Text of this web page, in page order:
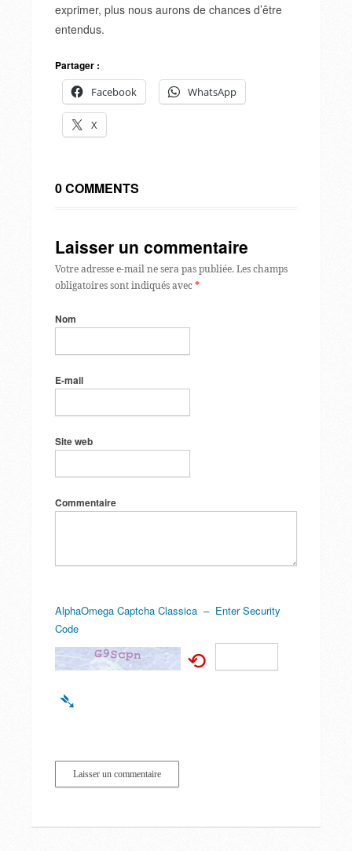
exprimer, plus nous aurons de chances d’être
entendus.
Partager :
Facebook
WhatsApp
X
0 COMMENTS
Laisser un commentaire
Votre adresse e-mail ne sera pas publiée. Les champs
obligatoires sont indiqués avec*
Nom
E-mail
Site web
Commentaire
AlphaOmega Captcha Classica – Enter Security
Code
⟲
➴